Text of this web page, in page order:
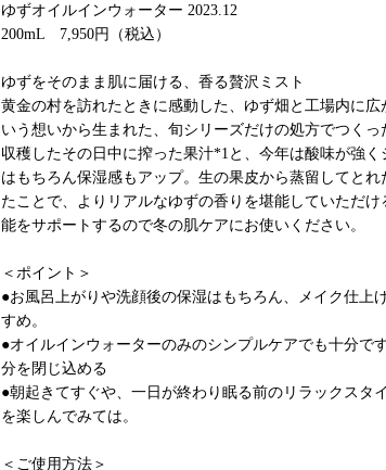
ゆずオイルインウォーター 2023.12
200mL 7,950円（税込）
ゆずをそのまま肌に届ける、香る贅沢ミスト
黄金の村を訪れたときに感動した、ゆず畑と工場内に
いう想いから生まれた、旬シリーズだけの処方でつくっ
収穫したその日中に搾った果汁*1と、今年は酸味が強
はもちろん保湿感もアップ。生の果皮から蒸留してと
たことで、よりリアルなゆずの香りを堪能していただ
能をサポートするので冬の肌ケアにお使いください。
＜ポイント＞
●お風呂上がりや洗顔後の保湿はもちろん、メイク仕上
すめ。
●オイルインウォーターのみのシンプルケアでも十分で
分を閉じ込める
●朝起きてすぐや、一日が終わり眠る前のリラックスタ
を楽しんでみては。
＜ご使用方法＞